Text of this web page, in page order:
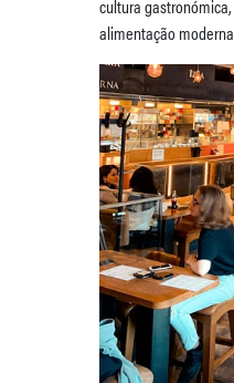
cultura
alimentação